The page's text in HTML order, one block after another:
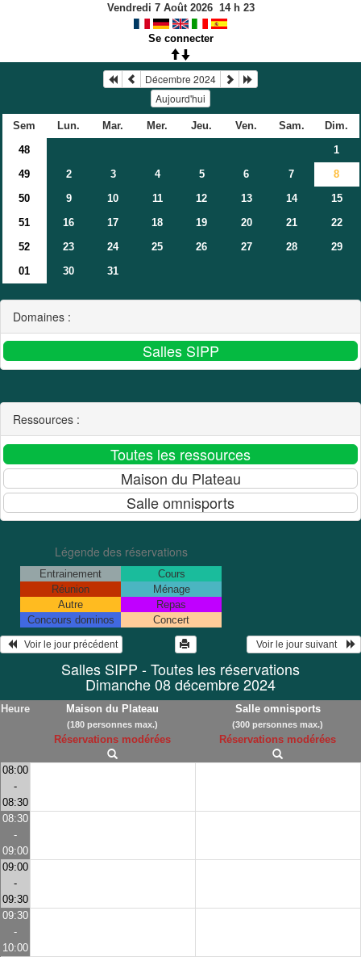
Vendredi 7 Août 2026 14h 23
Se connecter
Décembre 2024
Aujourd'hui
Sem Lun. Mar. Mer. Jeu. Ven. Sam.
Dim.
48
1
49
2 3 4 5 6 7
8
50
9 10 11 12 13 14
15
51
16 17 18 19 20 21
22
52
23 24 25 26 27 28
29
01
30 31
Domaines :
Ressources :
Légende des réservations
Entrainement
Cours
Réunion
Ménage
Autre
Repas
Concours dominos
Concert
   Voir le jour précédent
  Voir le jour suivant
Salles SIPP - Toutes les réservations
Dimanche 08 décembre 2024
Heure Maison du Plateau
(180 personnes max.)
Réservations modérées
Salle omnisports
(300 personnes max.)
Réservations modérées
08:00
-
08:30
08:30
-
09:00
09:00
-
09:30
09:30
-
10:00